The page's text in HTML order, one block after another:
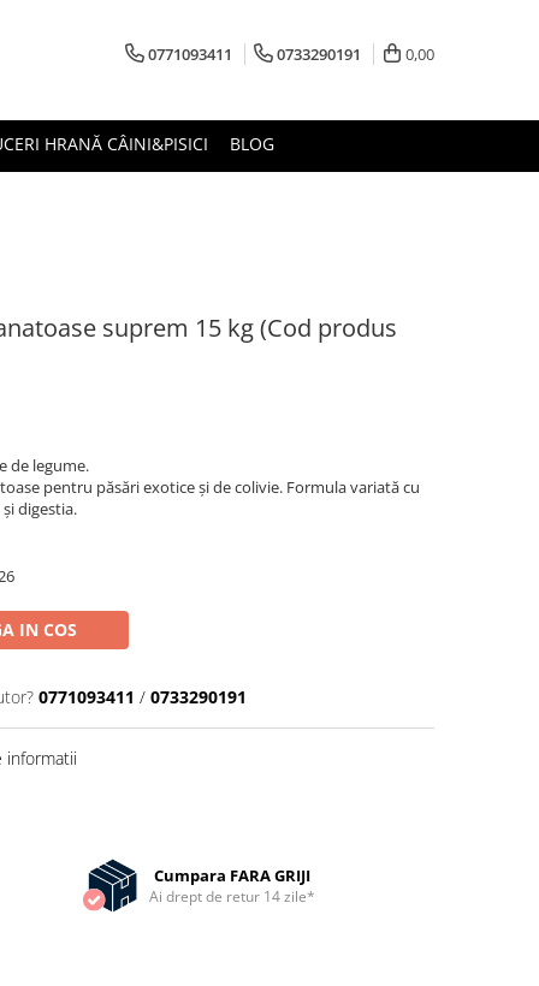
0771093411 0733290191 0,00
HRANĂ CÂINI&PISICI BLOG
suprem 15 kg (Cod produs
de legume.
pentru păsări exotice și de colivie. Formula variată cu
digestia.
IN COS
0771093411 / 0733290191
informatii
Cumpara FARA GRIJI
Ai drept de retur 14 zile*